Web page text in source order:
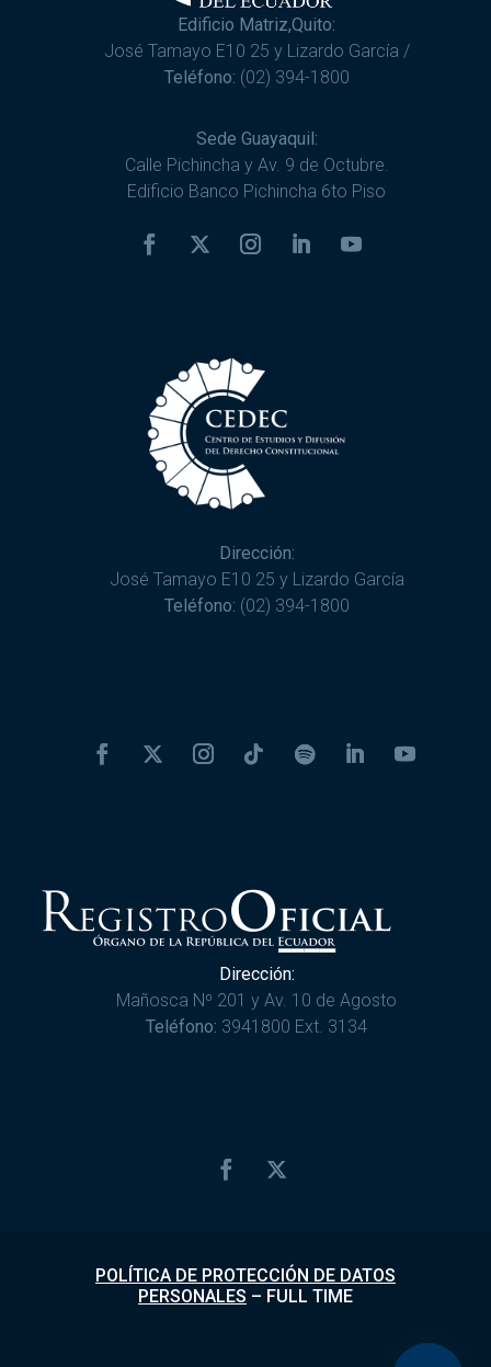
Edificio Matriz,Quito:
José Tamayo E10 25 y Lizardo García /
Teléfono: (02) 394-1800
Sede Guayaquil:
Calle Pichincha y Av. 9 de Octubre.
Edificio Banco Pichincha 6to Piso
Dirección:
José Tamayo E10 25 y Lizardo García
Teléfono: (02) 394-1800
Dirección:
Mañosca Nº 201 y Av. 10 de Agosto
Teléfono: 3941800 Ext. 3134
POLÍTICA DE PROTECCIÓN DE DATOS
PERSONALES – FULL TIME